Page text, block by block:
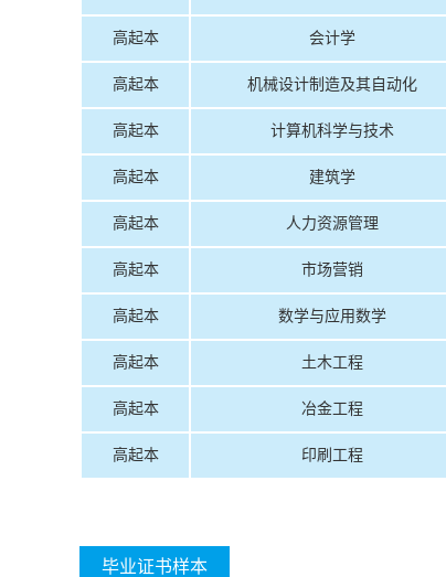
高起本 会计学
高起本 机械设计制造及其自动化
高起本 计算机科学与技术
高起本 建筑学
高起本 人力资源管理
高起本 市场营销
高起本 数学与应用数学
高起本 土木工程
高起本 冶金工程
高起本 印刷工程
毕业证书样本